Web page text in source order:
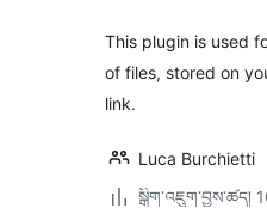
This plugin is used
of files, stored on
link.
Luca Burchietti
སྒྲིག་འཇུག་བྱས་ཚད།